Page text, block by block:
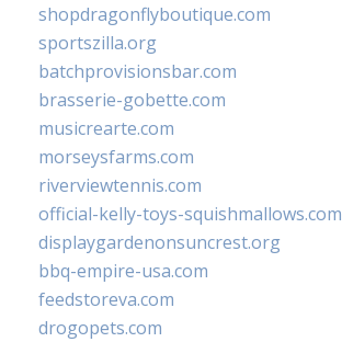
shopdragonflyboutique.com
sportszilla.org
batchprovisionsbar.com
brasserie-gobette.com
musicrearte.com
morseysfarms.com
riverviewtennis.com
official-kelly-toys-squishmallows.com
displaygardenonsuncrest.org
bbq-empire-usa.com
feedstoreva.com
drogopets.com